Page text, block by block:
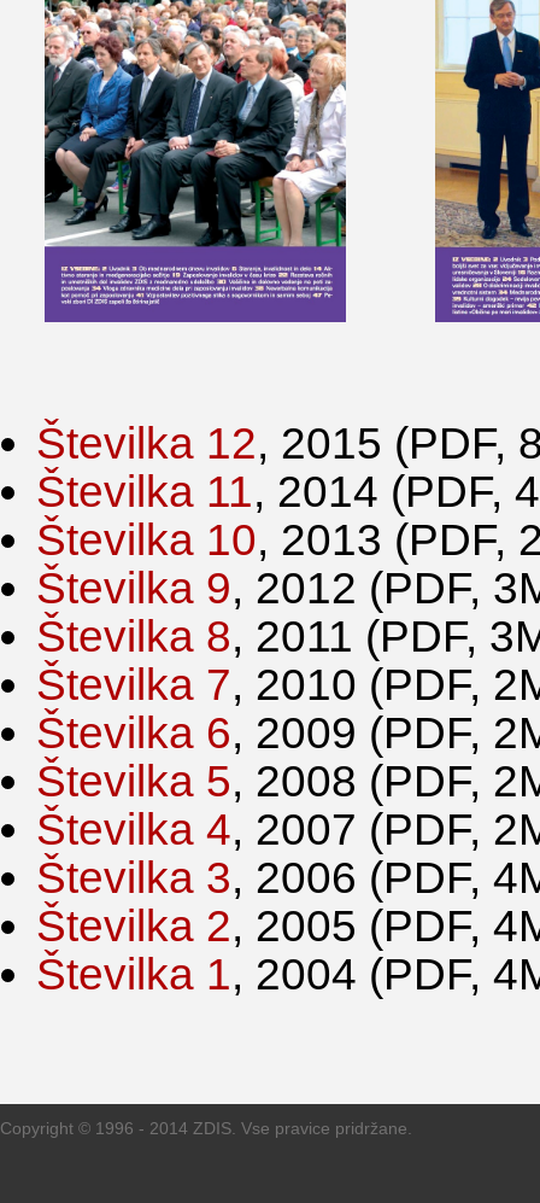
Številka 12, 2015 (PDF,
Številka 11, 2014 (PDF,
Številka 10, 2013 (PDF,
Številka 9, 2012 (PDF,
Številka 8, 2011 (PDF,
Številka 7, 2010 (PDF,
Številka 6, 2009 (PDF,
Številka 5, 2008 (PDF,
Številka 4, 2007 (PDF,
Številka 3, 2006 (PDF,
Številka 2, 2005 (PDF,
Številka 1, 2004 (PDF,
Copyright © 1996 - 2014 ZDIS. Vse pravice pridržane.